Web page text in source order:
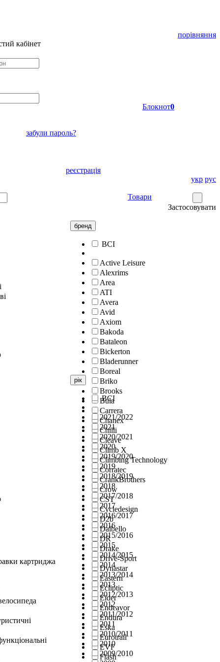
порівняння
кабінет
забули пароль?
реєстрація
Блокнот0
укр рус
Товари
Застосовувати
бренд
ВСІ
Active Leisure
Alexrims
Area
ATI
Avera
Avid
Axiom
Bakoda
Bataleon
Bickerton
Bladerunner
Boreal
Briko
Brooks
Bula
Carrera
Chanex
Chilli
Cleave
Climb X
Climbing Technology
Corratec
CrankBrothers
Crow
CST
Cycledesign
D2b
Dalbello
DR
Drake
Drive-Sport
Dynastar
Eastern
Ecliptic
Eider
Endeavor
Endura
Eska
Eurotrail
EVF
Flash
рік
ВСІ
2021/2022
2021
2020/2021
2020
2019/2020
2019
2018/2019
2018
2017/2018
2017
2016/2017
2016
2015/2016
2015
2014/2015
2014
2013/2014
2013
2012/2013
2012
2011/2012
2011
2010/2011
2010
2009/2010
картриджа